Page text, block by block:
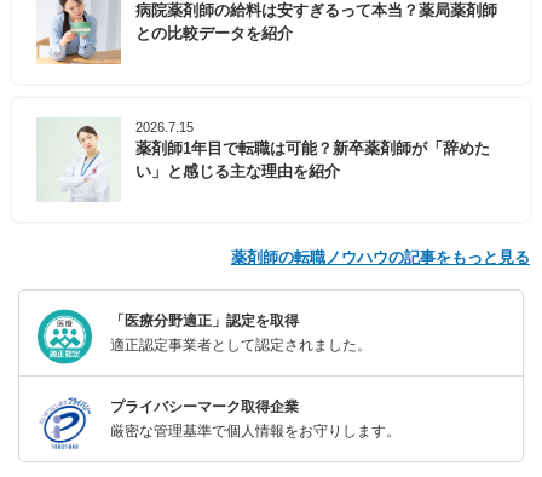
病院薬剤師の給料は安すぎるって本当？薬局薬剤師
との比較データを紹介
2026.7.15
薬剤師1年目で転職は可能？新卒薬剤師が「辞めた
い」と感じる主な理由を紹介
薬剤師の転職ノウハウの記事をもっと見る
「医療分野適正」認定を取得
適正認定事業者として認定されました。
プライバシーマーク取得企業
厳密な管理基準で個人情報をお守りします。